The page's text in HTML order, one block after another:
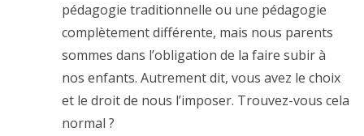
pédagogie traditionnelle ou une pédagogie
complètement différente, mais nous parents
sommes dans l’obligation de la faire subir à
nos enfants. Autrement dit, vous avez le choix
et le droit de nous l’imposer. Trouvez-vous cela
normal ?